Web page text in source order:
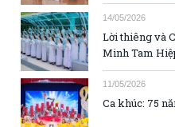
14/05/2026
Lời thiêng và
Minh Tam
11/05/2026
Ca khúc: 75